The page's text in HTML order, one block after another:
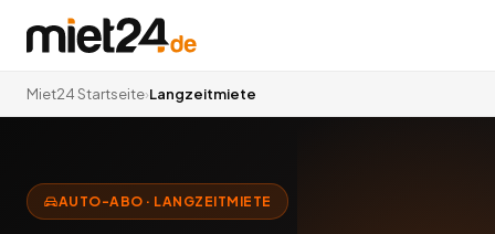
Miet24 Startseite›Langzeitmiete
AUTO-ABO · LANGZEITMIETE